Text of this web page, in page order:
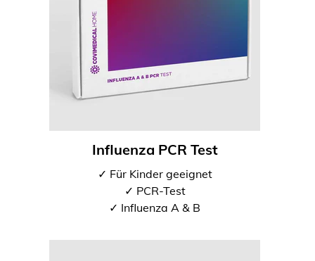
Influenza PCR Test
✓ Für Kinder geeignet
✓ PCR-Test
✓ Influenza A & B